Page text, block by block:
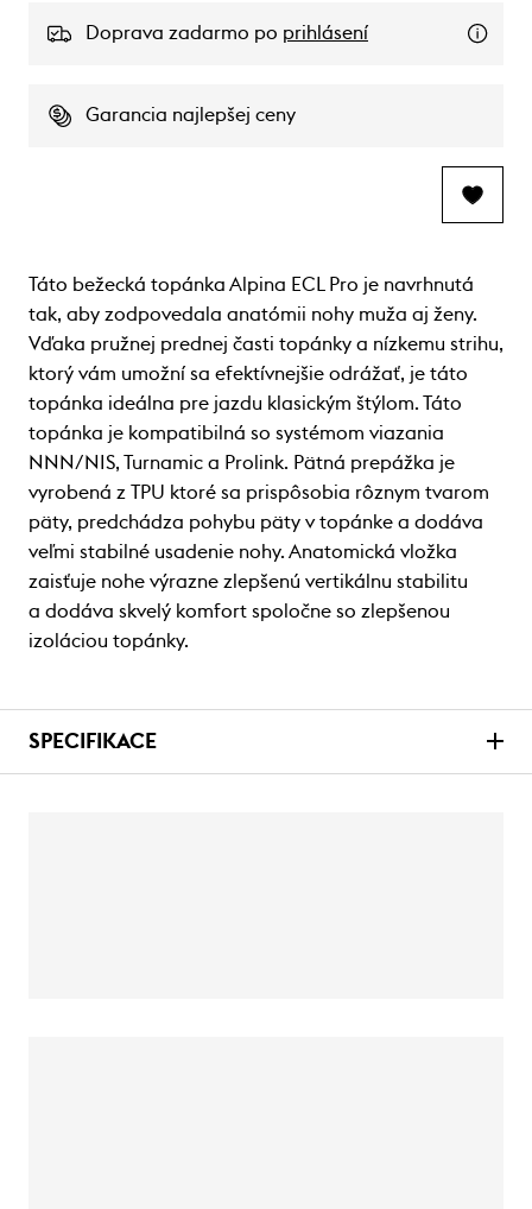
Doprava zadarmo po prihlásení
Garancia najlepšej ceny
Táto bežecká topánka Alpina ECL Pro je navrhnutá
tak, aby zodpovedala anatómii nohy muža aj ženy.
Vďaka pružnej prednej časti topánky a nízkemu strihu,
ktorý vám umožní sa efektívnejšie odrážať, je táto
topánka ideálna pre jazdu klasickým štýlom. Táto
topánka je kompatibilná so systémom viazania
NNN/NIS, Turnamic a Prolink. Pätná prepážka je
vyrobená z TPU ktoré sa prispôsobia rôznym tvarom
päty, predchádza pohybu päty v topánke a dodáva
veľmi stabilné usadenie nohy. Anatomická vložka
zaisťuje nohe výrazne zlepšenú vertikálnu stabilitu
a dodáva skvelý komfort spoločne so zlepšenou
izoláciou topánky.
SPECIFIKACE